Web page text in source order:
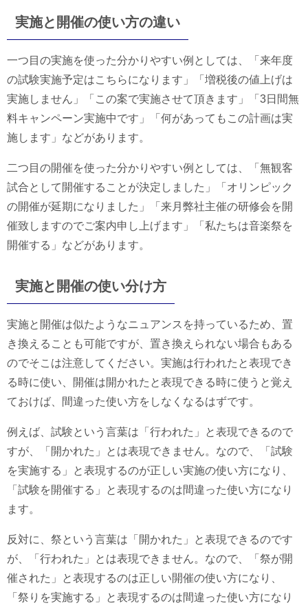
実施と開催の使い方の違い
一つ目の実施を使った分かりやすい例としては、「来年度
の試験実施予定はこちらになります」「増税後の値上げは
実施しません」「この案で実施させて頂きます」「3日間無
料キャンペーン実施中です」「何があってもこの計画は実
施します」などがあります。
二つ目の開催を使った分かりやすい例としては、「無観客
試合として開催することが決定しました」「オリンピック
の開催が延期になりました」「来月弊社主催の研修会を開
催致しますのでご案内申し上げます」「私たちは音楽祭を
開催する」などがあります。
実施と開催の使い分け方
実施と開催は似たようなニュアンスを持っているため、置
き換えることも可能ですが、置き換えられない場合もある
のでそこは注意してください。実施は行われたと表現でき
る時に使い、開催は開かれたと表現できる時に使うと覚え
ておけば、間違った使い方をしなくなるはずです。
例えば、試験という言葉は「行われた」と表現できるので
すが、「開かれた」とは表現できません。なので、「試験
を実施する」と表現するのが正しい実施の使い方になり、
「試験を開催する」と表現するのは間違った使い方になり
ます。
反対に、祭という言葉は「開かれた」と表現できるのです
が、「行われた」とは表現できません。なので、「祭が開
催された」と表現するのは正しい開催の使い方になり、
「祭りを実施する」と表現するのは間違った使い方になり